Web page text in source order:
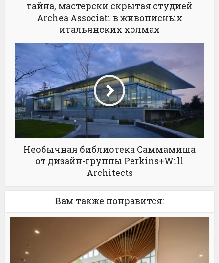
тайна, мастерски скрытая студией
Archea Associati в живописных
итальянских холмах
Необычная библиотека Саммамиша
от дизайн-группы Perkins+Will
Architects
Вам также понравится: